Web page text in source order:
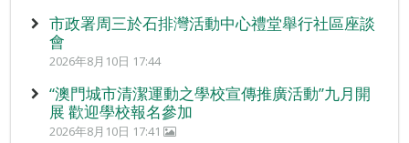
市政署周三於石排灣活動中心禮堂舉行社區座談
會
2026年8月10日 17:44
“澳門城市清潔運動之學校宣傳推廣活動”九月開
展 歡迎學校報名參加
2026年8月10日 17:41